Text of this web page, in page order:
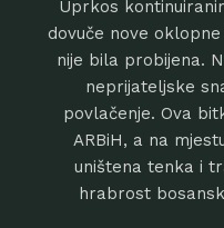
Uprkos
dovuče nove
nije bila probijena.
neprijateljske
povlačenje. Ova
ARBiH, a na
uništena tenka i
hrabrost